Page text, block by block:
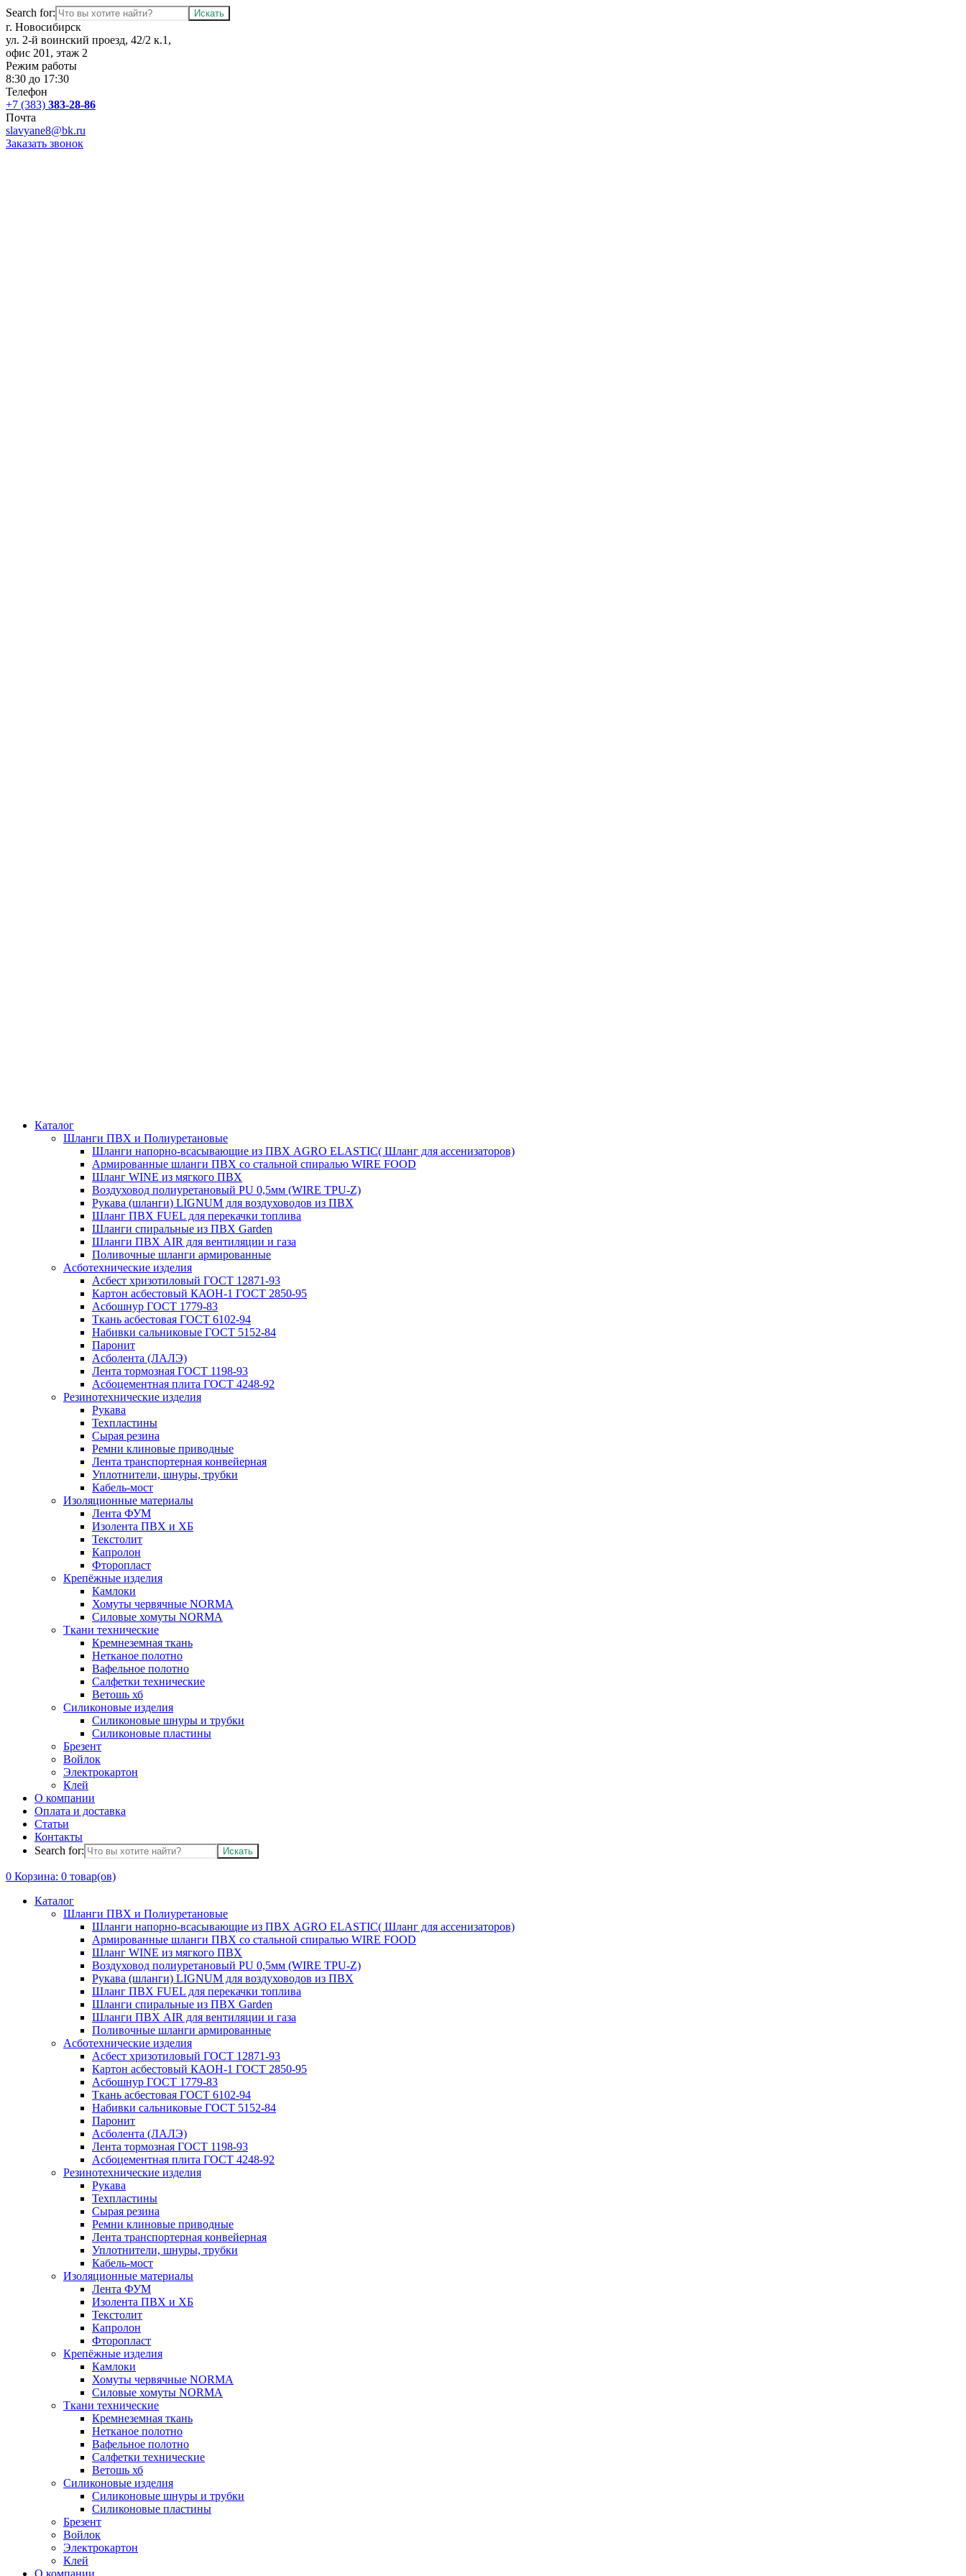
Search for:
г. Новосибирск
ул. 2-й воинский проезд, 42/2 к.1,
офис 201, этаж 2
Режим работы
8:30 до 17:30
Телефон
+7 (383) 383-28-86
Почта
slavyane8@bk.ru
Заказать звонок
Каталог
Шланги ПВХ и Полиуретановые
Шланги напорно-всасывающие из ПВХ AGRO ELASTIC( Шланг для ассенизаторов)
Армированные шланги ПВХ со стальной спиралью WIRE FOOD
Шланг WINE из мягкого ПВХ
Воздуховод полиуретановый PU 0,5мм (WIRE TPU-Z)
Рукава (шланги) LIGNUM для воздуховодов из ПВХ
Шланг ПВХ FUEL для перекачки топлива
Шланги спиральные из ПВХ Garden
Шланги ПВХ AIR для вентиляции и газа
Поливочные шланги армированные
Асботехнические изделия
Асбест хризотиловый ГОСТ 12871-93
Картон aсбестовый КАОН-1 ГОСТ 2850-95
Асбошнур ГОСТ 1779-83
Ткань асбестовая ГОСТ 6102-94
Набивки сальниковые ГОСТ 5152-84
Паронит
Асболента (ЛАЛЭ)
Лента тормозная ГОСТ 1198-93
Асбоцементная плита ГОСТ 4248-92
Резинотехнические изделия
Рукава
Техпластины
Сырая резина
Ремни клиновые приводные
Лента транспортерная конвейерная
Уплотнители, шнуры, трубки
Кабель-мост
Изоляционные материалы
Лента ФУМ
Изолента ПВХ и ХБ
Текстолит
Капролон
Фторопласт
Крепёжные изделия
Камлоки
Хомуты червячные NORMA
Силовые хомуты NORMA
Ткани технические
Кремнеземная ткань
Нетканое полотно
Вафельное полотно
Салфетки технические
Ветошь хб
Силиконовые изделия
Силиконовые шнуры и трубки
Силиконовые пластины
Брезент
Войлок
Электрокартон
Клей
О компании
Оплата и доставка
Статьи
Контакты
Search for:
0 Корзина: 0 товар(ов)
Каталог
Шланги ПВХ и Полиуретановые
Шланги напорно-всасывающие из ПВХ AGRO ELASTIC( Шланг для ассенизаторов)
Армированные шланги ПВХ со стальной спиралью WIRE FOOD
Шланг WINE из мягкого ПВХ
Воздуховод полиуретановый PU 0,5мм (WIRE TPU-Z)
Рукава (шланги) LIGNUM для воздуховодов из ПВХ
Шланг ПВХ FUEL для перекачки топлива
Шланги спиральные из ПВХ Garden
Шланги ПВХ AIR для вентиляции и газа
Поливочные шланги армированные
Асботехнические изделия
Асбест хризотиловый ГОСТ 12871-93
Картон aсбестовый КАОН-1 ГОСТ 2850-95
Асбошнур ГОСТ 1779-83
Ткань асбестовая ГОСТ 6102-94
Набивки сальниковые ГОСТ 5152-84
Паронит
Асболента (ЛАЛЭ)
Лента тормозная ГОСТ 1198-93
Асбоцементная плита ГОСТ 4248-92
Резинотехнические изделия
Рукава
Техпластины
Сырая резина
Ремни клиновые приводные
Лента транспортерная конвейерная
Уплотнители, шнуры, трубки
Кабель-мост
Изоляционные материалы
Лента ФУМ
Изолента ПВХ и ХБ
Текстолит
Капролон
Фторопласт
Крепёжные изделия
Камлоки
Хомуты червячные NORMA
Силовые хомуты NORMA
Ткани технические
Кремнеземная ткань
Нетканое полотно
Вафельное полотно
Салфетки технические
Ветошь хб
Силиконовые изделия
Силиконовые шнуры и трубки
Силиконовые пластины
Брезент
Войлок
Электрокартон
Клей
О компании